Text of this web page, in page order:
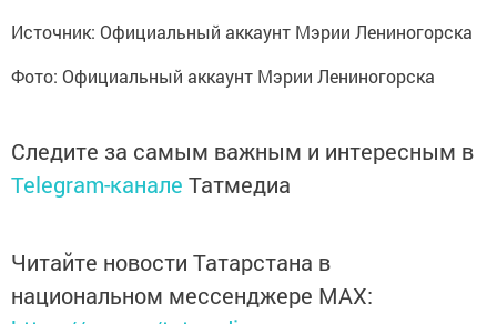
Источник: Официальный аккаунт Мэрии Лениногорска
Фото: Официальный аккаунт Мэрии Лениногорска
Следите за самым важным и интересным в
Telegram-канале Татмедиа
Читайте новости Татарстана в
национальном мессенджере MАХ: